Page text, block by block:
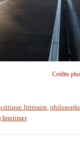
Crédits
critique littéraire,
Imprimer